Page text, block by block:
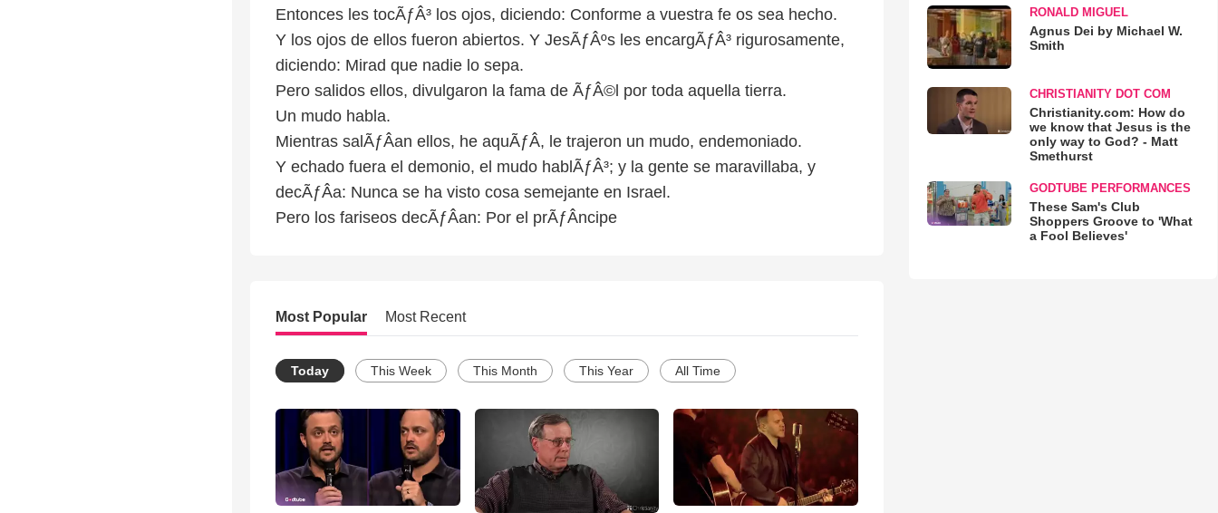
Entonces les tocÃƒÂ³ los ojos, diciendo: Conforme a vuestra fe os sea hecho.
Y los ojos de ellos fueron abiertos. Y JesÃƒÂºs les encargÃƒÂ³ rigurosamente,
diciendo: Mirad que nadie lo sepa.
Pero salidos ellos, divulgaron la fama de ÃƒÂ©l por toda aquella tierra.
Un mudo habla.
Mientras salÃƒÂ­an ellos, he aquÃƒÂ­, le trajeron un mudo, endemoniado.
Y echado fuera el demonio, el mudo hablÃƒÂ³; y la gente se maravillaba, y
decÃƒÂ­a: Nunca se ha visto cosa semejante en Israel.
Pero los fariseos decÃƒÂ­an: Por el prÃƒÂ­ncipe
Most Popular Most Recent
Today This Week This Month This Year All Time
RONALD MIGUEL
Agnus Dei by Michael W.
Smith
CHRISTIANITY DOT COM
Christianity.com: How do
we know that Jesus is the
only way to God? - Matt
Smethurst
GODTUBE PERFORMANCES
These Sam's Club
Shoppers Groove to 'What
a Fool Believes'